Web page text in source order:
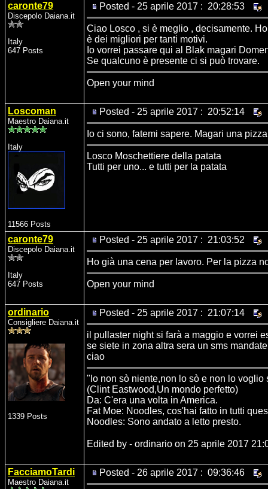
caronte79
Discepolo Daiana.it
Italy
647 Posts
Posted - 25 aprile 2017 : 20:28:53
Ciao Losco , si è meglio , decisamente.
è dei migliori per tanti motivi.
Io vorrei passare qui al Blak magari
Se qualcuno è presente ci si può trovare.
Open your mind
Loscoman
Maestro Daiana.it
Italy
11566 Posts
Posted - 25 aprile 2017 : 20:52:14
Io ci sono, fatemi sapere. Magari una
Losco Moschettiere della patata
Tutti per uno... e tutti per la patata
caronte79
Discepolo Daiana.it
Italy
647 Posts
Posted - 25 aprile 2017 : 21:03:52
Ho già una cena per lavoro. Per la pizza
Open your mind
ordinario
Consigliere Daiana.it
1339 Posts
Posted - 25 aprile 2017 : 21:07:14
il pullaster night si farà a maggio e vorrei
se siete in zona altra sera un sms
ciao
"Io non sò niente,non lo sò e non lo voglio
(Clint Eastwood,Un mondo perfetto)
Da: C'era una volta in America.
Fat Moe: Noodles, cos'hai fatto in tutti
Noodles: Sono andato a letto presto.
Edited by - ordinario on 25 aprile 2017
FacciamoTardi
Maestro Daiana.it
Posted - 26 aprile 2017 : 09:36:46